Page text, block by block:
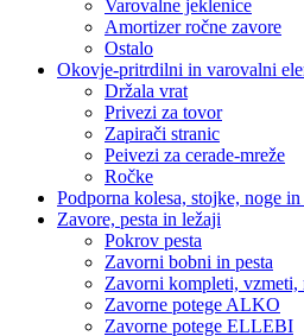
Varovalne jeklenice
Amortizer ročne zavore
Ostalo
Okovje-pritrdilni in varovalni
Držala vrat
Privezi za tovor
Zapirači stranic
Peivezi za cerade-mreže
Ročke
Podporna kolesa, stojke, noge
Zavore, pesta in ležaji
Pokrov pesta
Zavorni bobni in pesta
Zavorni kompleti, vzmeti,
Zavorne potege ALKO
Zavorne potege ELLEBI